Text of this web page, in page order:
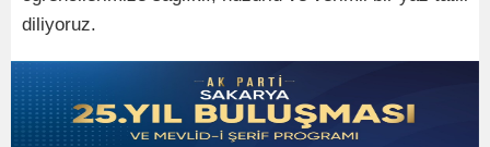
diliyoruz.